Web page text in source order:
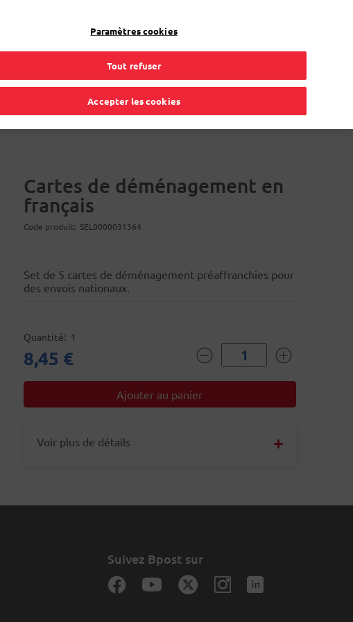
Mon compte
Déménagement Carte de procuration Solutions en ligne
Cartes de déménagement en
français
Code produit SEL0000031364
Set de 5 cartes de déménagement préaffranchies pour
des envois nationaux.
Quantité 1
8,45 €
Voir plus de détails
Suivez Bpost sur
Paramètres cookies
Tout refuser
Accepter les cookies